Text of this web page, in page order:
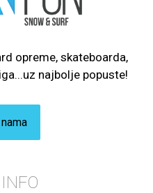
opreme, skateboarda,
najbolje popuste!